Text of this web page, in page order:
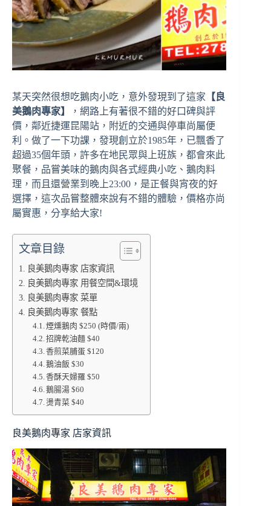
某天突然很想吃鵝肉小吃，意外發現到了這家 【良
美鵝肉專家】
，網路上有著很不錯的好口碑與評
價，鄰近捷運昆陽站，附近的交通與停車尚屬便
利。做了一下功課，發現創立於1985年，已飄香了
超過35個年頭，許多在地民眾與上班族，都會來此
聚餐，品嘗美味的鵝肉與各式經典小吃、鵝肉料
理，而且還營業到晚上23:00，是正餐與宵夜的好
選擇，這次品嘗整體來說有不錯的體驗，價格亦尚
屬實惠，分享給大家!
文章目錄
良美鵝肉專家 店家資訊
良美鵝肉專家 用餐空間&環境
良美鵝肉專家 菜單
良美鵝肉專家 餐點
煙燻鵝肉 $250 (時價/兩)
招牌乾油麵 $40
香煎菜脯蛋 $120
鵝油飯 $30
香酥天婦羅 $50
鵝腸湯 $60
燙青菜 $40
良美鵝肉專家 店家資訊